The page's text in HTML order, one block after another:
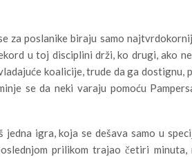
za poslanike biraju samo
u toj disciplini drži, ko drugi, ako
koalicije, trude da ga dostignu,
se da neki varaju pomoću
igra, koja se dešava samo u
prilikom trajao četiri minuta,